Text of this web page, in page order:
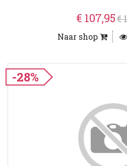
€ 107,95€
Naar shop
-28%